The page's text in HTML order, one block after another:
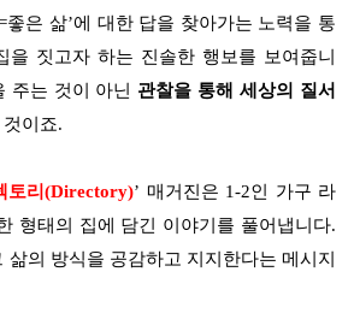
좋은 삶’에 대한 답을 찾아가는 노력을 통
을 짓고자 하는 진솔한 행보를 보여줍니
주는 것이 아닌 관찰을 통해 세상의 질서
이죠.
토리(Directory)’ 매거진은 1-2인 가구 라
형태의 집에 담긴 이야기를 풀어냅니다.
삶의 방식을 공감하고 지지한다는 메시지